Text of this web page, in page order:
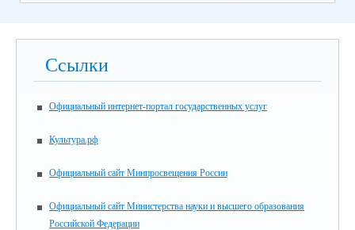
Ссылки
Официальный интернет-портал государственных услуг
Культура.рф
Официальный сайт Минпросвещения России
Официальный сайт Министерства науки и высшего образования
Российской Федерации